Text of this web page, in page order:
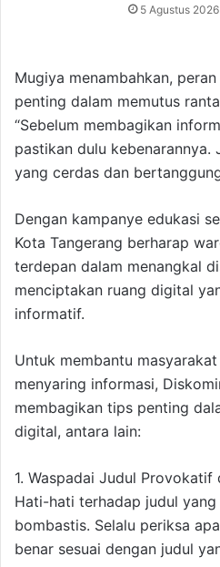
5 Agustus 2026
Mugiya menambahkan,
penting dalam memutus
“Sebelum membagikan
pastikan dulu kebenarannya.
yang cerdas dan
Dengan kampanye edukasi
Kota Tangerang berharap
terdepan dalam menangkal
menciptakan ruang digital
informatif.
Untuk membantu
menyaring informasi,
membagikan tips penting
digital, antara lain:
1. Waspadai Judul Provokatif
Hati-hati terhadap judul
bombastis. Selalu periksa
benar sesuai dengan judul